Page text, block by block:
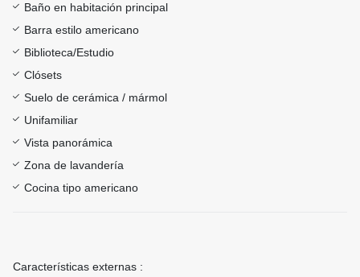
Baño en habitación principal
Barra estilo americano
Biblioteca/Estudio
Clósets
Suelo de cerámica / mármol
Unifamiliar
Vista panorámica
Zona de lavandería
Cocina tipo americano
Características externas :